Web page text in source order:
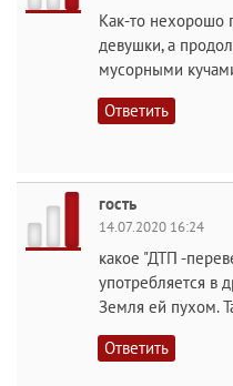
Как-то нехорошо
девушки, а
мусорными
Ответить
гость
14.07.2020 16:24
какое "ДТП -
употребляется в
Земля ей пухом.
Ответить